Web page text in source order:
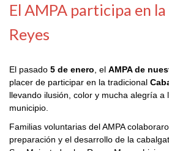
El AMPA participa en
Reyes
El pasado 5 de enero , el AMPA de
placer de participar en la tradicional
llevando ilusión, color y mucha alegría a
municipio.
Familias voluntarias del AMPA
preparación y el desarrollo de la